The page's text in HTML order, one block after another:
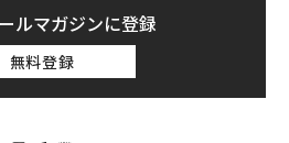
、約1000京ドル（1京は1兆の1
性があるといわれている。デー
ルマガジンに登録
無料登録